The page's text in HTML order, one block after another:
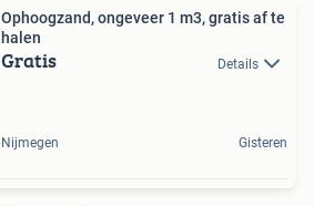
Ophoogzand, ongeveer 1 m3, gratis af te
halen
Gratis Details
Nijmegen Gisteren